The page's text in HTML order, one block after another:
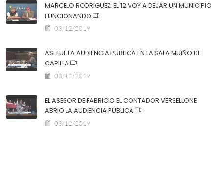
MARCELO RODRIGUEZ: EL 12 VOY A DEJAR UN MUNICIPIO
FUNCIONANDO
03/12/2019
ASI FUE LA AUDIENCIA PUBLICA EN LA SALA MUIÑO DE
CAPILLA
03/12/2019
EL ASESOR DE FABRICIO EL CONTADOR VERSELLONE
ABRIO LA AUDIENCIA PUBLICA
03/12/2019